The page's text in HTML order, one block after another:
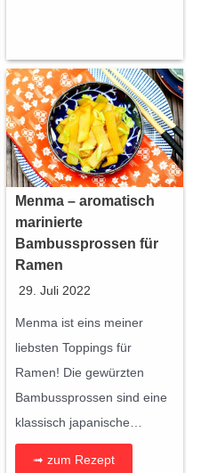
Menma – aromatisch
marinierte
Bambussprossen für
Ramen
29. Juli 2022
Menma ist eins meiner
liebsten Toppings für
Ramen! Die gewürzten
Bambussprossen sind eine
klassisch japanische…
➟ zum Rezept